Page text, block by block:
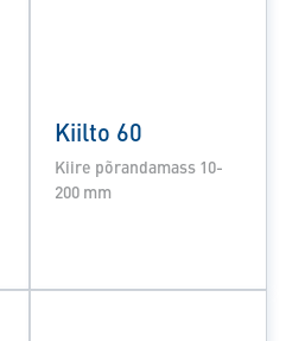
Kiilto 60
Kiire põrandamass 10-
200 mm